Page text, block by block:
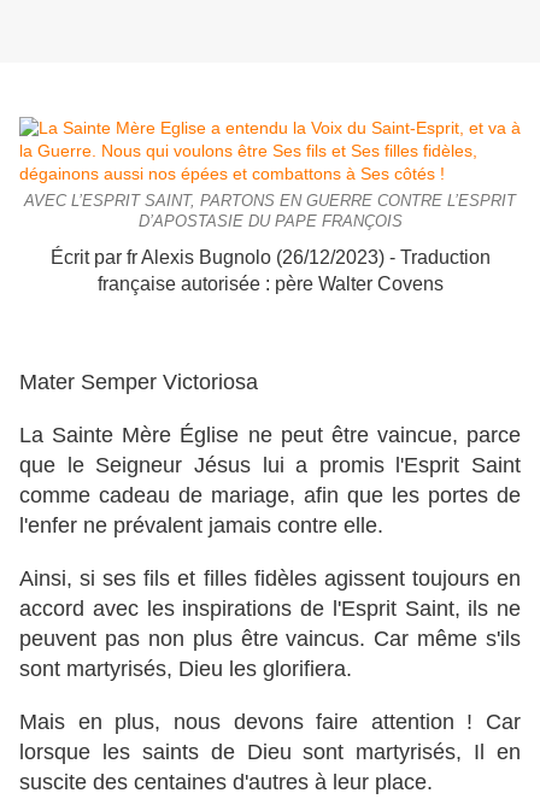
AVEC L’ESPRIT SAINT, PARTONS EN GUERRE CONTRE L’ESPRIT
D’APOSTASIE DU PAPE FRANÇOIS
Écrit par fr Alexis Bugnolo (26/12/2023) - Traduction
française autorisée : père Walter Covens
Mater Semper Victoriosa
La Sainte Mère Église ne peut être vaincue, parce
que le Seigneur Jésus lui a promis l'Esprit Saint
comme cadeau de mariage, afin que les portes de
l'enfer ne prévalent jamais contre elle.
Ainsi, si ses fils et filles fidèles agissent toujours en
accord avec les inspirations de l'Esprit Saint, ils ne
peuvent pas non plus être vaincus. Car même s'ils
sont martyrisés, Dieu les glorifiera.
Mais en plus, nous devons faire attention ! Car
lorsque les saints de Dieu sont martyrisés, Il en
suscite des centaines d'autres à leur place.